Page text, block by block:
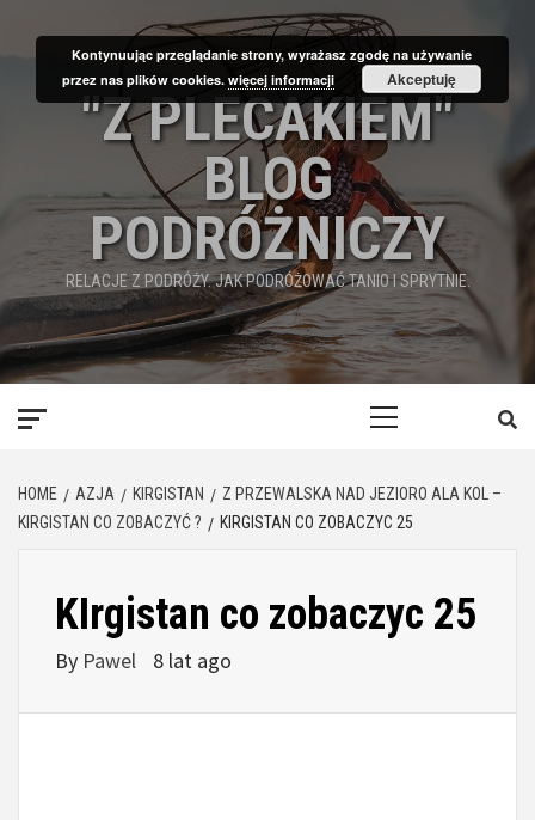
"Z PLECAKIEM"
BLOG
PODRÓŻNICZY
RELACJE Z PODRÓŻY. JAK PODRÓŻOWAĆ TANIO I SPRYTNIE.
HOME AZJA KIRGISTAN
Z PRZEWALSKA NAD JEZIORO ALA KOL –
KIRGISTAN CO ZOBACZYĆ ?
KIRGISTAN CO ZOBACZYC 25
KIrgistan co zobaczyc 25
By Pawel 8 lat ago
Kontynuując przeglądanie strony, wyrażasz zgodę na używanie
przez nas plików cookies.więcej informacji Akceptuję